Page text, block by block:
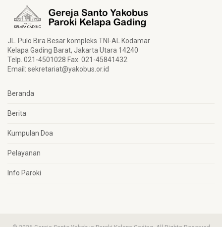
JL. Pulo Bira Besar kompleks TNI-AL Kodamar
Kelapa Gading Barat, Jakarta Utara 14240
Telp. 021-4501028 Fax. 021-45841432
Email: sekretariat@yakobus.or.id
Beranda
Berita
Kumpulan Doa
Pelayanan
Info Paroki